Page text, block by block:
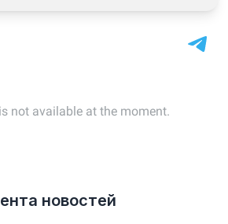
новостей